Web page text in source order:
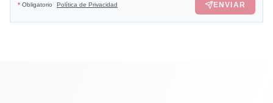
* Obligatorio Política de Privacidad ENVIAR